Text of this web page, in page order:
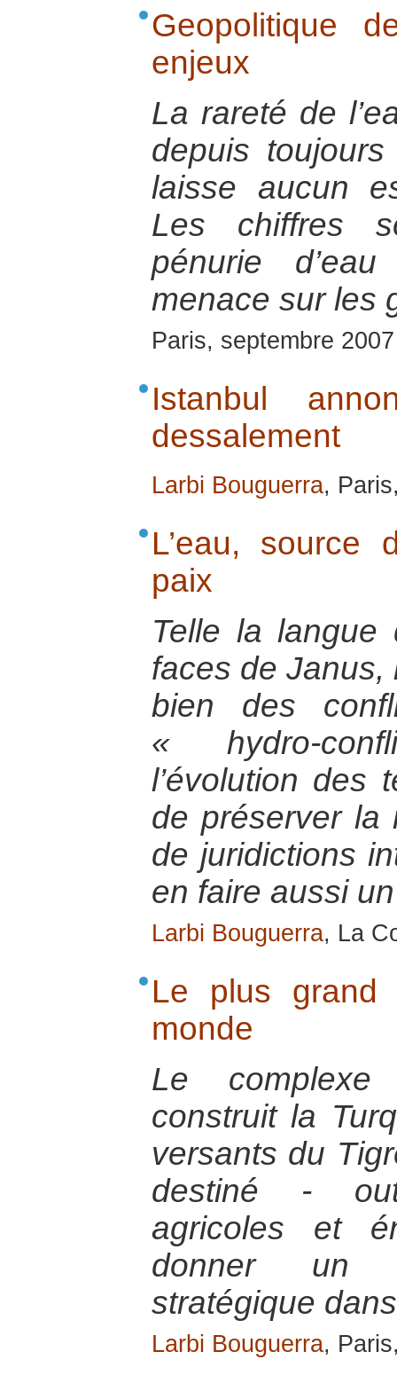
Geopolitique
enjeux
La rareté de
depuis
laisse aucun
Les chiffres
pénurie
menace sur les
Paris, septembre 2007
Istanbul
dessalement
Larbi Bouguerra,
L’eau, source
paix
Telle la langue
faces de Janus,
bien des
« hydro-
l’évolution des
de préserver la
de juridictions
en faire aussi
Larbi Bouguerra, La
Le plus grand
monde
Le
construit la
versants du
destiné -
agricoles et
donner un
stratégique
Larbi Bouguerra,